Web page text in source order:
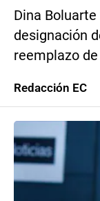
Dina
designación
reemplazo
Redacción EC